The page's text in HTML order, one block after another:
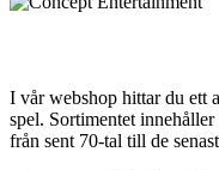
I vår webshop hittar du ett
spel. Sortimentet
från sent 70-tal till de